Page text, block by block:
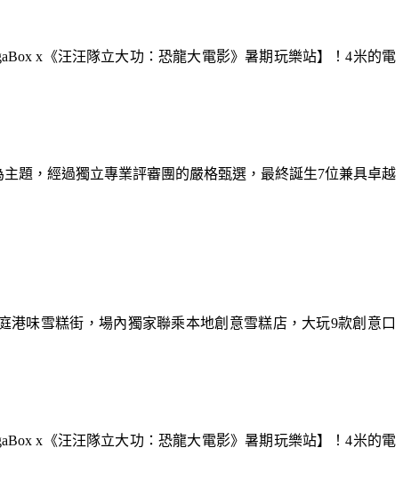
x《汪汪隊立大功：恐龍大電影》暑期玩樂站】！4米的電
味雪糕街，場內獨家聯乘本地創意雪糕店，大玩9款創意口
題，經過獨立專業評審團的嚴格甄選，最終誕生7位兼具卓越
x《汪汪隊立大功：恐龍大電影》暑期玩樂站】！4米的電